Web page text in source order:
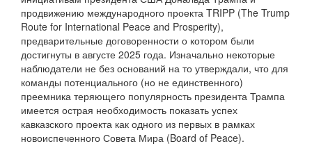
продвижению международного проекта TRIPP (The Trump
Route for International Peace and Prosperity),
предварительные договоренности о котором были
достигнуты в августе 2025 года. Изначально некоторые
наблюдатели не без оснований на то утверждали, что для
команды потенциального (но не единственного)
преемника теряющего популярность президента Трампа
имеется острая необходимость показать успех
кавказского проекта как одного из первых в рамках
новоиспеченного Совета Мира (Board of Peace).